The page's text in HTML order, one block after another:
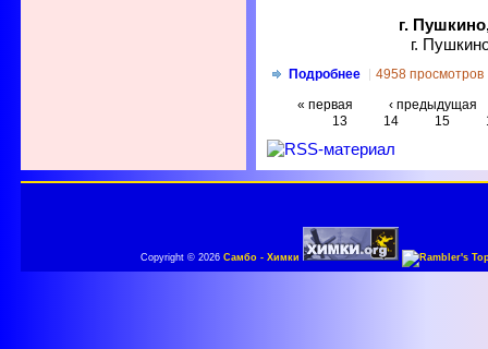
г.
г.
Подробнее
4958 просмотров
« первая
‹ предыдущая
13
14 15
Copyright © 2026Самбо - Химки